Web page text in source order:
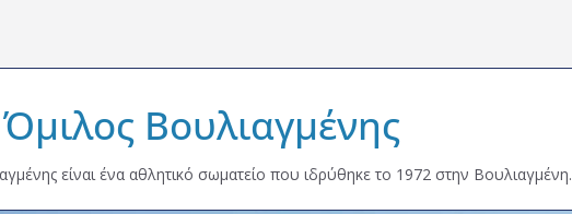
Βουλιαγμένης
είναι ένα αθλητικό σωματείο που ιδρύθηκε το 1972 στην Βουλιαγμένη.